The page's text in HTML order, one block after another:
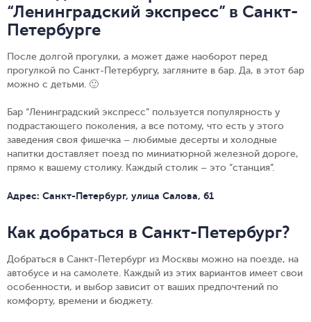
“Ленинградский экспресс” в Санкт-
Петербурге
После долгой прогулки, а может даже наоборот перед
прогулкой по Санкт-Петербургу, загляните в бар. Да, в этот бар
можно с детьми. 🙂
Бар “Ленинградский экспресс” пользуется популярность у
подрастающего поколения, а все потому, что есть у этого
заведения своя фишечка – любимые десерты и холодные
напитки доставляет поезд по миниатюрной железной дороге,
прямо к вашему столику. Каждый столик – это “станция”.
Адрес: Санкт-Петербург, улица Салова, 61
Как добраться в Санкт-Петербург?
Добраться в Санкт-Петербург из Москвы можно на поезде, на
автобусе и на самолете. Каждый из этих вариантов имеет свои
особенности, и выбор зависит от ваших предпочтений по
комфорту, времени и бюджету.